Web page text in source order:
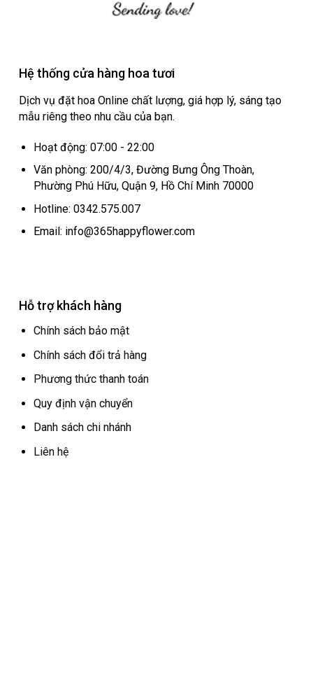
Hệ thống cửa hàng hoa tươi
Dịch vụ đặt hoa Online chất lượng, giá hợp lý, sáng tạo
mẫu riêng theo nhu cầu của bạn.
Hoạt động: 07:00 - 22:00
Văn phòng: 200/4/3, Đường Bưng Ông Thoàn,
Phường Phú Hữu, Quận 9, Hồ Chí Minh 70000
Hotline: 0342.575.007
Email: info@365happyflower.com
Hỗ trợ khách hàng
Chính sách bảo mật
Chính sách đổi trả hàng
Phương thức thanh toán
Quy định vận chuyển
Danh sách chi nhánh
Liên hệ